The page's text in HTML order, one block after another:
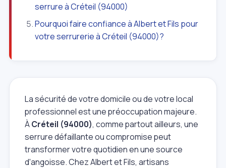
serrure à Créteil (94000)
Pourquoi faire confiance à Albert et Fils pour
votre serrurerie à Créteil (94000)?
La sécurité de votre domicile ou de votre local
professionnel est une préoccupation majeure.
ÀCréteil (94000), comme partout ailleurs, une
serrure défaillante ou compromise peut
transformer votre quotidien en une source
d'angoisse. Chez Albert et Fils, artisans